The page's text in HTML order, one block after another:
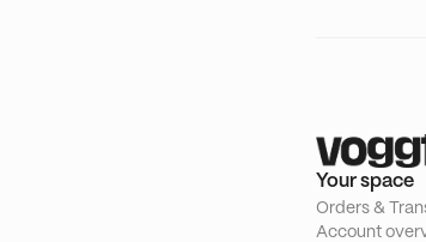
Your space
Orders &
Account